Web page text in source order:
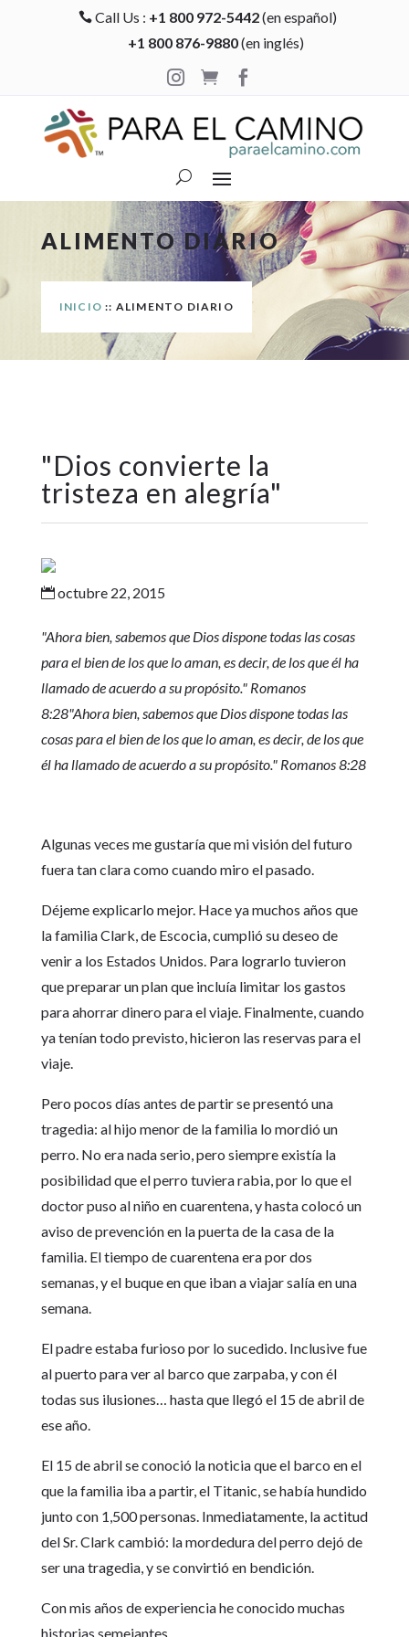
 Call Us : +1 800 972-5442(en español)
+1 800 876-9880(en inglés)

 
ALIMENTO DIARIO
INICIO :: ALIMENTO DIARIO
"Dios convierte la
tristeza en alegría"
octubre 22, 2015
"Ahora bien, sabemos que Dios dispone todas las cosas
para el bien de los que lo aman, es decir, de los que él ha
llamado de acuerdo a su propósito." Romanos
8:28"Ahora bien, sabemos que Dios dispone todas las
cosas para el bien de los que lo aman, es decir, de los que
él ha llamado de acuerdo a su propósito." Romanos 8:28
Algunas veces me gustaría que mi visión del futuro
fuera tan clara como cuando miro el pasado.
Déjeme explicarlo mejor. Hace ya muchos años que
la familia Clark, de Escocia, cumplió su deseo de
venir a los Estados Unidos. Para lograrlo tuvieron
que preparar un plan que incluía limitar los gastos
para ahorrar dinero para el viaje. Finalmente, cuando
ya tenían todo previsto, hicieron las reservas para el
viaje.
Pero pocos días antes de partir se presentó una
tragedia: al hijo menor de la familia lo mordió un
perro. No era nada serio, pero siempre existía la
posibilidad que el perro tuviera rabia, por lo que el
doctor puso al niño en cuarentena, y hasta colocó un
aviso de prevención en la puerta de la casa de la
familia. El tiempo de cuarentena era por dos
semanas, y el buque en que iban a viajar salía en una
semana.
El padre estaba furioso por lo sucedido. Inclusive fue
al puerto para ver al barco que zarpaba, y con él
todas sus ilusiones… hasta que llegó el 15 de abril de
ese año.
El 15 de abril se conoció la noticia que el barco en el
que la familia iba a partir, el Titanic, se había hundido
junto con 1,500 personas. Inmediatamente, la actitud
del Sr. Clark cambió: la mordedura del perro dejó de
ser una tragedia, y se convirtió en bendición.
Con mis años de experiencia he conocido muchas
historias semejantes.